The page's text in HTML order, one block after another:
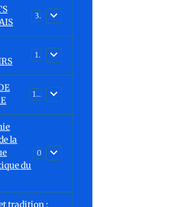
3
1
13
la
du
tradition :